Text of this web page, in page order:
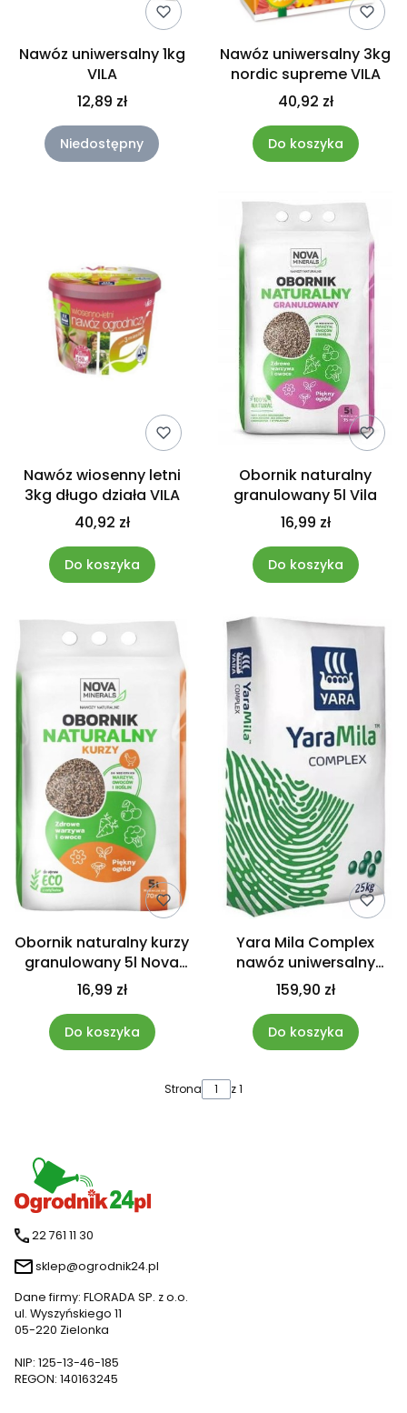
Nawóz uniwersalny 1kg
VILA
12,89 zł
Niedostępny
Nawóz uniwersalny 3kg
nordic supreme VILA
40,92 zł
Do koszyka
Nawóz wiosenny letni
3kg długo działa VILA
40,92 zł
Do koszyka
Obornik naturalny
granulowany 5l Vila
16,99 zł
Do koszyka
Obornik naturalny kurzy
granulowany 5l Nova
Minerals
16,99 zł
Do koszyka
Yara Mila Complex
nawóz uniwersalny
25kg
159,90 zł
Do koszyka
Strona z 1
22 761 11 30
sklep@ogrodnik24.pl
Dane firmy: FLORADA SP. z o.o.
ul. Wyszyńskiego 11
05-220 Zielonka
NIP: 125-13-46-185
REGON: 140163245